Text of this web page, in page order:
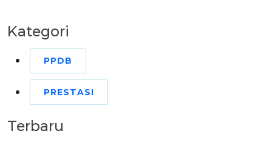
Kategori
PPDB
PRESTASI
Terbaru